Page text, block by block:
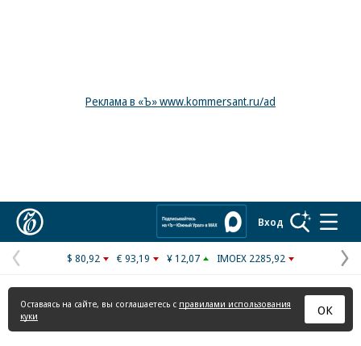
Реклама в «Ъ» www.kommersant.ru/ad
Вход
Предыдущая
страница
$ 80,92 € 93,19 ¥ 12,07 IMOEX 2285,92
Оставаясь на сайте, вы соглашаетесь с правилами использования
куки
ОК